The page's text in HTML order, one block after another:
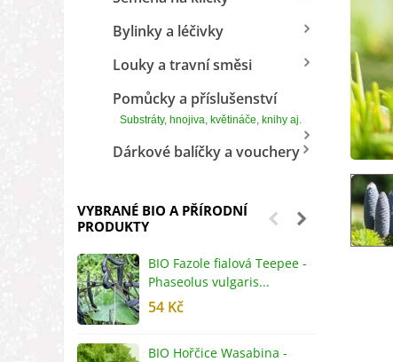
Bylinky a léčivky
Louky a travní směsi
Pomůcky a příslušenství
Substráty, hnojiva, květináče, knihy aj.
Dárkové balíčky a vouchery
VYBRANÉ BIO A PŘÍRODNÍ
PRODUKTY
BIO Fazole fialová Teepee -
Phaseolus vulgaris...
54 Kč
BIO Hořčice Wasabina -